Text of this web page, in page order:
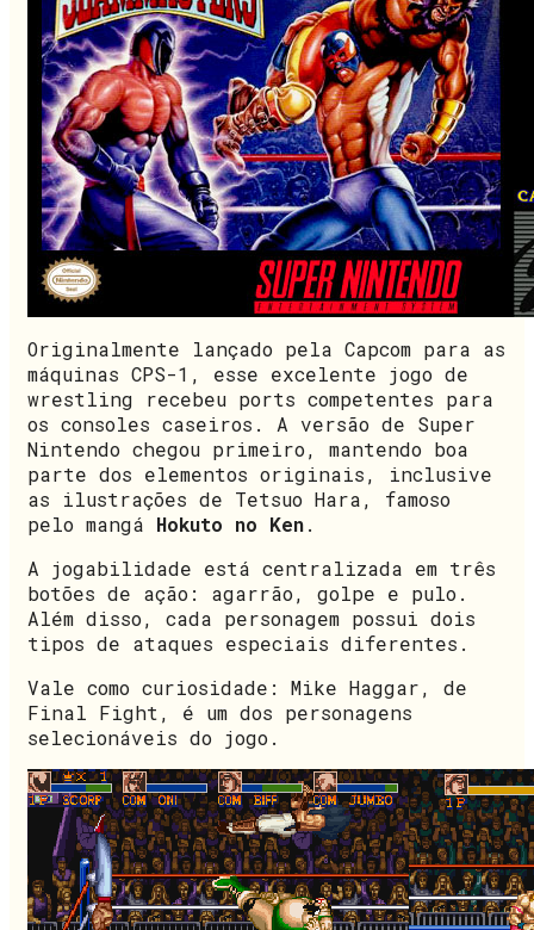
Originalmente lançado pela Capcom para as
máquinas CPS-1, esse excelente jogo de
wrestling recebeu ports competentes para
os consoles caseiros. A versão de Super
Nintendo chegou primeiro, mantendo boa
parte dos elementos originais, inclusive
as ilustrações de Tetsuo Hara, famoso
pelo mangá Hokuto no Ken.
A jogabilidade está centralizada em três
botões de ação: agarrão, golpe e pulo.
Além disso, cada personagem possui dois
tipos de ataques especiais diferentes.
Vale como curiosidade: Mike Haggar, de
Final Fight, é um dos personagens
selecionáveis do jogo.